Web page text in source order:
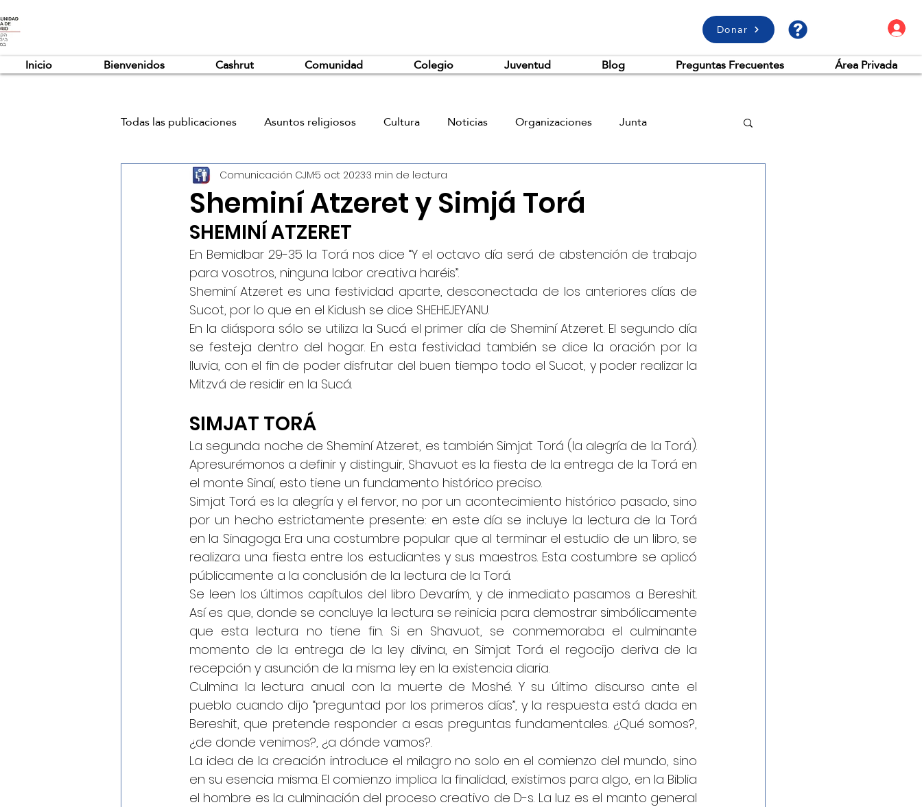
Donar
Inicio Bienvenidos Cashrut Comunidad Colegio Juventud Blog Preguntas Frecuentes Área Privada
Todas las publicaciones Asuntos religiosos Cultura Noticias Organizaciones Junta
Sheminí Atzeret y Simjá Torá
Comunicación CJM5 oct 20233 min de lectura
SHEMINÍ ATZERET
En Bemidbar 29-35 la Torá nos dice “Y el octavo día será de abstención de trabajo
para vosotros, ninguna labor creativa haréis”.
Sheminí Atzeret es una festividad aparte, desconectada de los anteriores días de
Sucot, por lo que en el Kidush se dice SHEHEJEYANU.
En la diáspora sólo se utiliza la Sucá el primer día de Sheminí Atzeret. El segundo día
se festeja dentro del hogar. En esta festividad también se dice la oración por la
lluvia, con el fin de poder disfrutar del buen tiempo todo el Sucot, y poder realizar la
Mitzvá de residir en la Sucá.
SIMJAT TORÁ
La segunda noche de Sheminí Atzeret, es también Simjat Torá (la alegría de la Torá).
Apresurémonos a definir y distinguir, Shavuot es la fiesta de la entrega de la Torá en
el monte Sinaí, esto tiene un fundamento histórico preciso.
Simjat Torá es la alegría y el fervor, no por un acontecimiento histórico pasado, sino
por un hecho estrictamente presente: en este día se incluye la lectura de la Torá
en la Sinagoga. Era una costumbre popular que al terminar el estudio de un libro, se
realizara una fiesta entre los estudiantes y sus maestros. Esta costumbre se aplicó
públicamente a la conclusión de la lectura de la Torá.
Se leen los últimos capítulos del libro Devarím, y de inmediato pasamos a Bereshit.
Así es que, donde se concluye la lectura se reinicia para demostrar simbólicamente
que esta lectura no tiene fin. Si en Shavuot, se conmemoraba el culminante
momento de la entrega de la ley divina, en Simjat Torá el regocijo deriva de la
recepción y asunción de la misma ley en la existencia diaria.
Culmina la lectura anual con la muerte de Moshé. Y su último discurso ante el
pueblo cuando dijo “preguntad por los primeros días”, y la respuesta está dada en
Bereshit, que pretende responder a esas preguntas fundamentales. ¿Qué somos?,
¿de donde venimos?, ¿a dónde vamos?.
La idea de la creación introduce el milagro no solo en el comienzo del mundo, sino
en su esencia misma. El comienzo implica la finalidad, existimos para algo, en la Biblia
el hombre es la culminación del proceso creativo de D-s. La luz es el manto general